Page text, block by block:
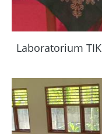
Laboratorium TIK